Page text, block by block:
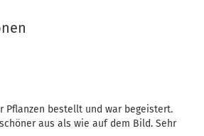
Pflanzen bestellt und war begeistert.
aus als wie auf dem Bild. Sehr